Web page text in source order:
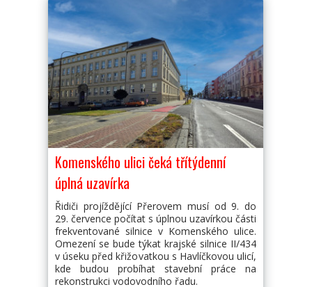
Komenského ulici čeká třítýdenní
úplná uzavírka
Řidiči projíždějící Přerovem musí od 9. do
29. července počítat s úplnou uzavírkou části
frekventované silnice v Komenského ulice.
Omezení se bude týkat krajské silnice II/434
v úseku před křižovatkou s Havlíčkovou ulicí,
kde budou probíhat stavební práce na
rekonstrukci vodovodního řadu.